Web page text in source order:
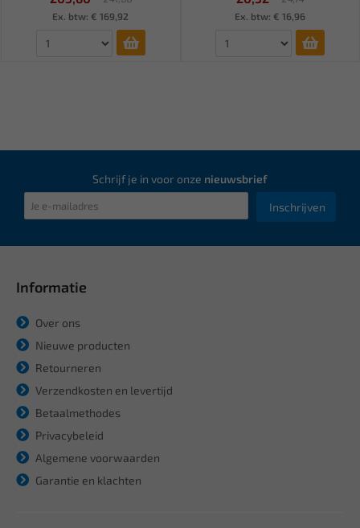
Ex. btw: € 169,92
Ex. btw: € 16,96
Schrijf je in voor onze nieuwsbrief
Inschrijven
Informatie
Over ons
Nieuwe producten
Retourneren
Verzendkosten en levertijd
Betaalmethodes
Privacybeleid
Algemene voorwaarden
Garantie en klachten